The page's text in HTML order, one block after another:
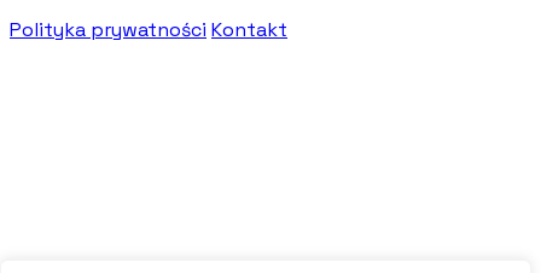
Polityka prywatności Kontakt